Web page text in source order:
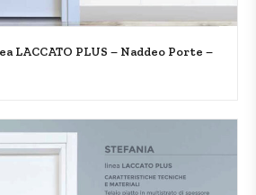
LACCATO PLUS – Naddeo Porte –